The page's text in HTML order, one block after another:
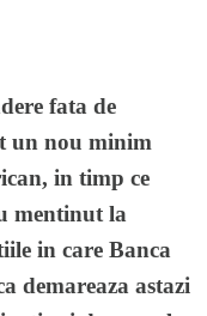
fata de
un nou minim
in timp ce
mentinut la
in care Banca
demareaza astazi